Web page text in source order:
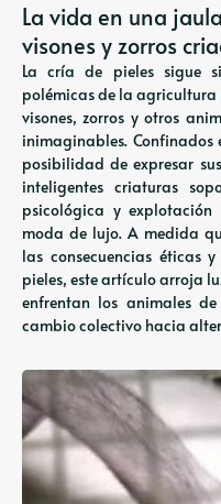
La vida en una
visones y zorros
La cría de pieles sigue
polémicas de la agricultura
visones, zorros y otros
inimaginables. Confinados
posibilidad de expresar
inteligentes criaturas
psicológica y
moda de lujo. A medida
las consecuencias éticas
pieles, este artículo arroja
enfrentan los animales
cambio colectivo hacia